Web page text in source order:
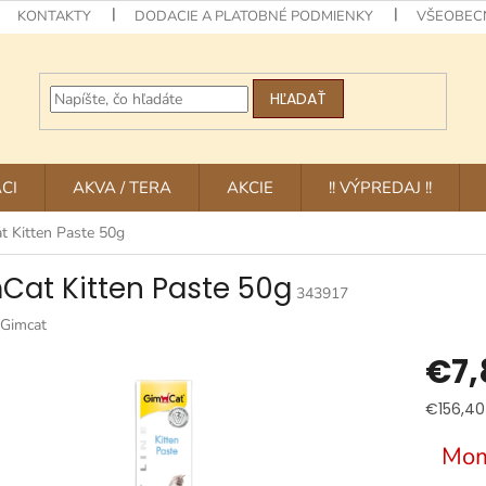
KONTAKTY DODACIE A PLATOBNÉ PODMIENKY
HĽADAŤ
AKVA / TERA AKCIE !! VÝPREDAJ !!
Kitten Paste 50g
Kitten Paste 50g 343917
Gimcat